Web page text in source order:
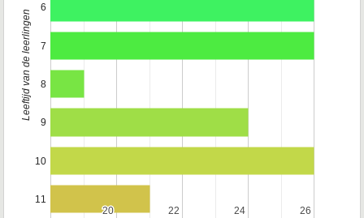
20
20 22
22 24
24 26
26
6
7
8
9
10
11
Leeftijd van de leerlingen